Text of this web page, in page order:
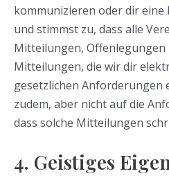
kommunizieren oder dir eine
und stimmst zu, dass alle
Mitteilungen, Offenlegungen
Mitteilungen, die wir dir
gesetzlichen Anforderungen
zudem, aber nicht auf die
dass solche Mitteilungen
4. Geistiges